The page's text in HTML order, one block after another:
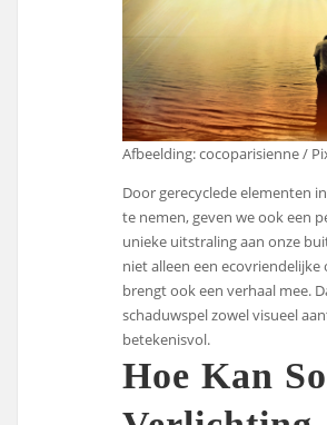
Afbeelding: cocoparisienne /
Door gerecyclede elementen
te nemen, geven we ook een
unieke uitstraling aan onze
niet alleen een
brengt ook een verhaal mee.
schaduwspel zowel visueel
betekenisvol.
Hoe Kan